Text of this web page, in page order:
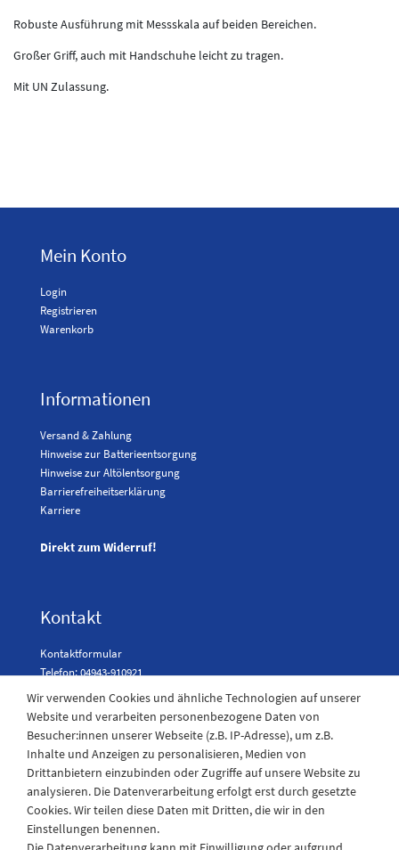
Robuste Ausführung mit Messskala auf beiden Bereichen.
Großer Griff, auch mit Handschuhe leicht zu tragen.
Mit UN Zulassung.
Mein Konto
Login
Registrieren
Warenkorb
Informationen
Versand & Zahlung
Hinweise zur Batterieentsorgung
Hinweise zur Altölentsorgung
Barrierefreiheitserklärung
Karriere
Direkt zum Widerruf!
Kontakt
Kontaktformular
Telefon: 04943-910921
Laden Öffnungszeiten
Montag - Freitag
08:30 - 12:30 und 13.00 - 17.30 Uhr
Samstags
08:30 bis 12:30 Uhr
Wir verwenden Cookies und ähnliche Technologien auf unserer
Website und verarbeiten personenbezogene Daten von
Besucher:innen unserer Webseite (z.B. IP-Adresse), um z.B.
Inhalte und Anzeigen zu personalisieren, Medien von
Drittanbietern einzubinden oder Zugriffe auf unsere Website zu
analysieren. Die Datenverarbeitung erfolgt erst durch gesetzte
Cookies. Wir teilen diese Daten mit Dritten, die wir in den
Einstellungen benennen.